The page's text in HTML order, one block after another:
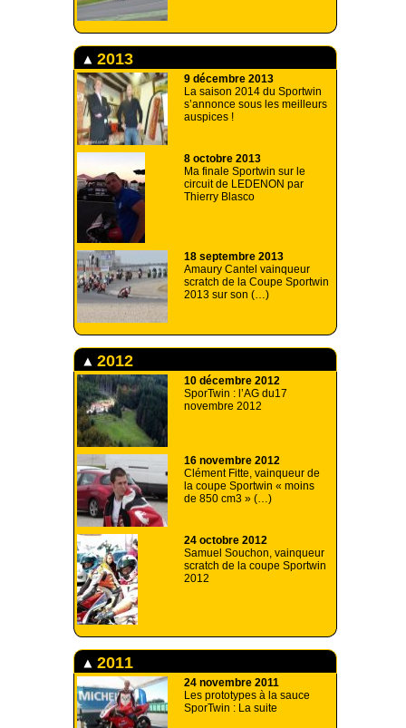
2013
9 décembre 2013
La saison 2014 du Sportwin
s’annonce sous les meilleurs
auspices !
8 octobre 2013
Ma finale Sportwin sur le
circuit de LEDENON par
Thierry Blasco
18 septembre 2013
Amaury Cantel vainqueur
scratch de la Coupe Sportwin
2013 sur son (…)
2012
10 décembre 2012
SporTwin : l’AG du17
novembre 2012
16 novembre 2012
Clément Fitte, vainqueur de
la coupe Sportwin « moins
de 850 cm3 » (…)
24 octobre 2012
Samuel Souchon, vainqueur
scratch de la coupe Sportwin
2012
2011
24 novembre 2011
Les prototypes à la sauce
SporTwin : La suite